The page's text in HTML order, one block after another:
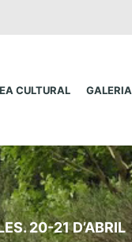
CULTURAL GALERIA
20-21 D’ABRIL